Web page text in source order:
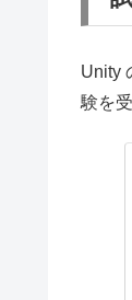
Unity
験を